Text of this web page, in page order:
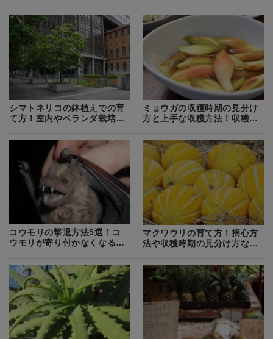
シマトネリコの鉢植えでの育
て方！室内やベランダ栽培で
ミョウガの収穫時期の見分け
方と上手な収穫方法！収穫後
コウモリの撃退方法5選！コ
ウモリが寄り付かなくなる人
マクワウリの育て方！摘心方
法や収穫時期の見分け方など